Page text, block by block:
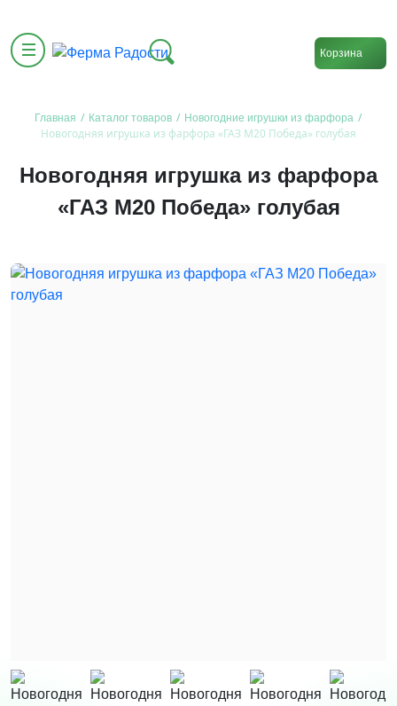
Корзина
Главная / Каталог товаров / Новогодние игрушки из фарфора /
Новогодняя игрушка из фарфора «ГАЗ М20 Победа» голубая
Новогодняя игрушка из фарфора
«ГАЗ М20 Победа» голубая